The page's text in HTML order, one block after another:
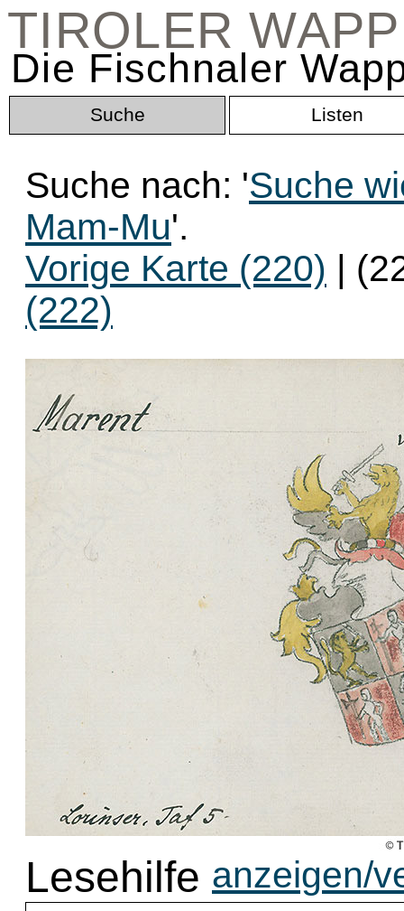
TIROLER
Die Fischnaler
Suche Listen
Suche nach: 'Suche
Mam-Mu'.
Vorige Karte (220) |
(222)
Lesehilfe anzeigen/